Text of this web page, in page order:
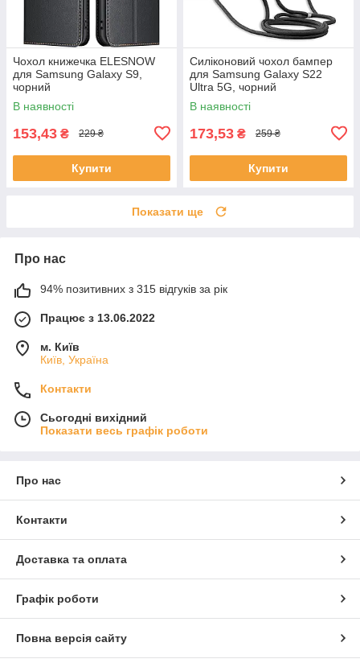
Чохол книжечка ELESNOW
для Samsung Galaxy S9,
чорний
В наявності
153,43 ₴ 229 ₴
Купити
Силіконовий чохол бампер
для Samsung Galaxy S22
Ultra 5G, чорний
В наявності
173,53 ₴ 259 ₴
Купити
Показати ще
Про нас
94% позитивних з 315 відгуків за рік
Працює з 13.06.2022
м. Київ
Київ, Україна
Контакти
Сьогодні вихідний
Показати весь графік роботи
Про нас
Контакти
Доставка та оплата
Графік роботи
Повна версія сайту